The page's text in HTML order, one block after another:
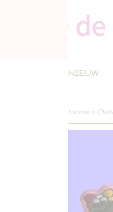
NIEUW
Home >